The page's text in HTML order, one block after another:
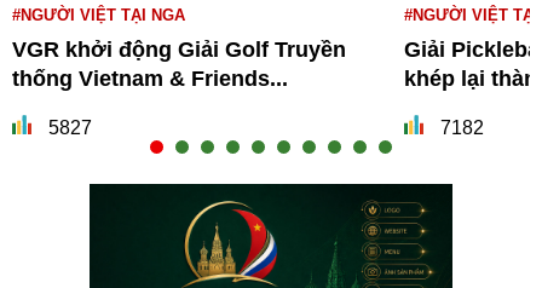
#NGƯỜI VIỆT TẠI NGA
VGR khởi động Giải Golf Truyền
thống Vietnam & Friends...
5827
#NGƯỜI VIỆT TẠI
Giải
khép lại
7182